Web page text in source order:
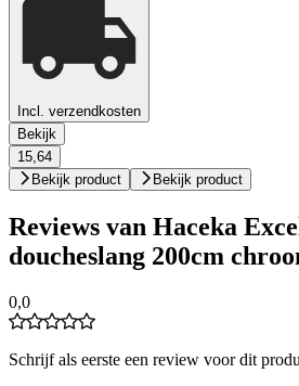
Incl. verzendkosten
Bekijk
15,64
Bekijk product
Bekijk product
Reviews van Haceka
doucheslang 200cm
0,0
Schrijf als eerste een review voor dit